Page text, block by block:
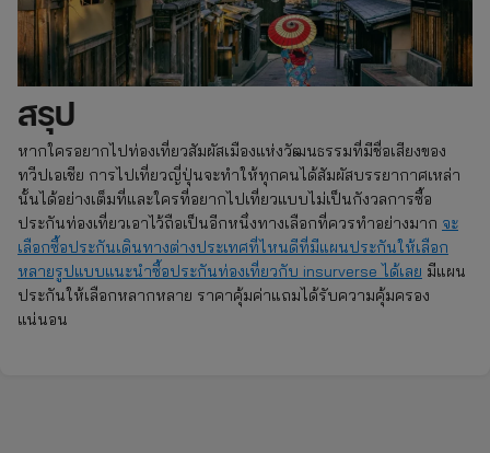
สรุป
หากใครอยากไปท่องเที่ยวสัมผัสเมืองแห่งวัฒนธรรมที่มีชื่อเสียงของ
ทวีปเอเชีย การไปเที่ยวญี่ปุ่นจะทำให้ทุกคนได้สัมผัสบรรยากาศเหล่า
นั้นได้อย่างเต็มที่และใครที่อยากไปเที่ยวแบบไม่เป็นกังวลการซื้อ
ประกันท่องเที่ยวเอาไว้ถือเป็นอีกหนึ่งทางเลือกที่ควรทำอย่างมาก จะ
เลือกซื้อประกันเดินทางต่างประเทศที่ไหนดีที่มีแผนประกันให้เลือก
หลายรูปแบบแนะนำซื้อประกันท่องเที่ยวกับ insurverse ได้เลย มีแผน
ประกันให้เลือกหลากหลาย ราคาคุ้มค่าแถมได้รับความคุ้มครอง
แน่นอน